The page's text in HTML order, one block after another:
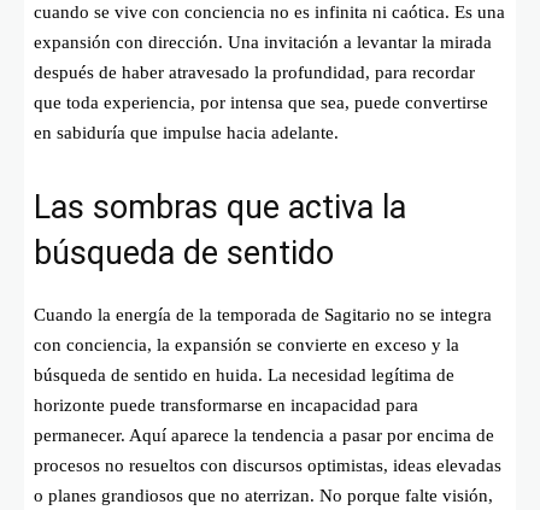
cuando se vive con conciencia no es infinita ni caótica. Es una
expansión con dirección. Una invitación a levantar la mirada
después de haber atravesado la profundidad, para recordar
que toda experiencia, por intensa que sea, puede convertirse
en sabiduría que impulse hacia adelante.
Las sombras que activa la
búsqueda de sentido
Cuando la energía de la temporada de Sagitario no se integra
con conciencia, la expansión se convierte en exceso y la
búsqueda de sentido en huida. La necesidad legítima de
horizonte puede transformarse en incapacidad para
permanecer. Aquí aparece la tendencia a pasar por encima de
procesos no resueltos con discursos optimistas, ideas elevadas
o planes grandiosos que no aterrizan. No porque falte visión,